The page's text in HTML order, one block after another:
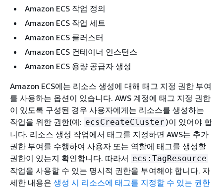
Amazon ECS 작업 정의
Amazon ECS 작업 세트
Amazon ECS 클러스터
Amazon ECS 컨테이너 인스턴스
Amazon ECS 용량 공급자 생성
Amazon ECS에는 리소스 생성에 대해 태그 지정 권한 부여
를 사용하는 옵션이 있습니다. AWS 계정에 태그 지정 권한
이 있도록 구성된 경우 사용자에게는 리소스를 생성하는
작업을 위한 권한(예: ecsCreateCluster )이 있어야 합
니다. 리소스 생성 작업에서 태그를 지정하면 AWS는 추가
권한 부여를 수행하여 사용자 또는 역할에 태그를 생성할
권한이 있는지 확인합니다. 따라서 ecs:TagResource
작업을 사용할 수 있는 명시적 권한을 부여해야 합니다. 자
세한 내용은 생성 시 리소스에 태그를 지정할 수 있는 권한